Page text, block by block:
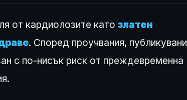
от кардиолозите като златен
. Според проучвания, публикувани
с по-нисък риск от преждевременна